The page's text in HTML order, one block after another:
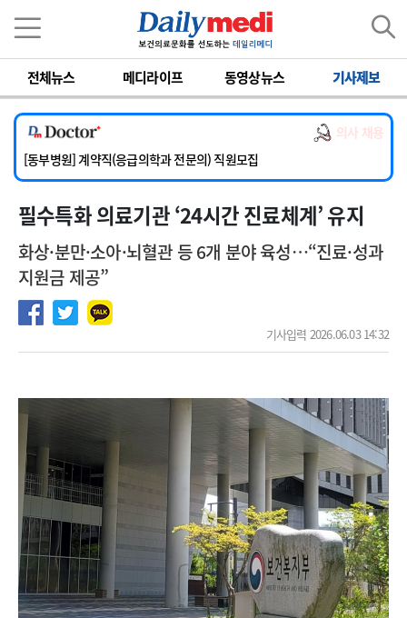
전체뉴스 메디라이프 동영상뉴스 기사제보
의사 채용
[서울아산병원] 2026년 하반기 인턴 모집
[영남대학교의료원] 마취통증의학과 임기제 임상의사 채용
[충남대학교병원] 소아청소년과(소아응급전담) 계약직 의사 공개채용
[동부병원] 계약직(응급의학과 전문의) 직원모집
[이대목동병원] 하반기 전공의(레지던트1년차) 모집
[서울아산병원] 2026년 하반기 인턴 모집
필수특화 의료기관 ‘24시간 진료체계’ 유지
화상·분만·소아·뇌혈관 등 6개 분야 육성…“진료·성과
지원금 제공”
기사입력 2026.06.03 14:32